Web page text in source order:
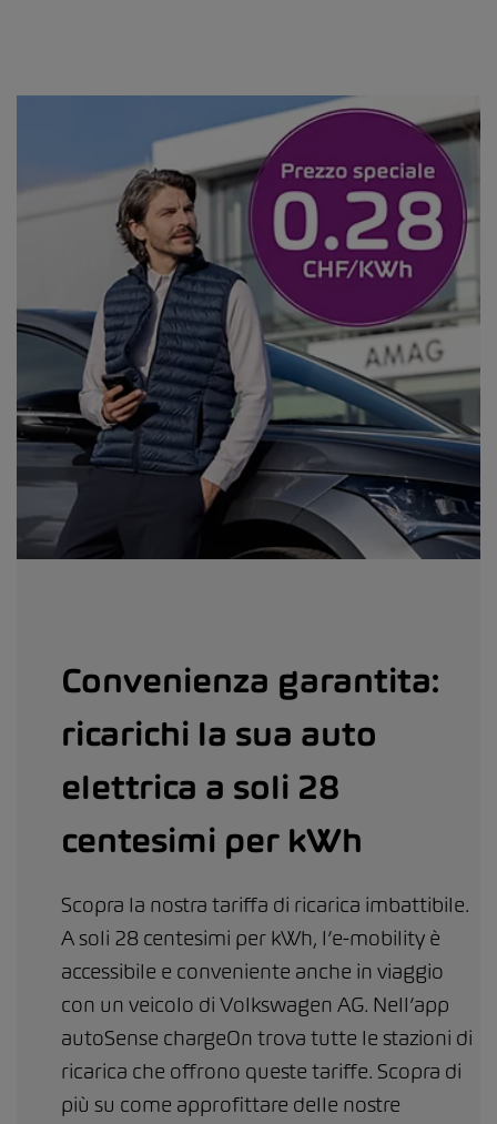
Convenienza garantita:
ricarichi la sua auto
elettrica a soli 28
centesimi per kWh
Scopra la nostra tariffa di ricarica imbattibile.
A soli 28 centesimi per kWh, l’e-mobility è
accessibile e conveniente anche in viaggio
con un veicolo di Volkswagen AG. Nell’app
autoSense chargeOn trova tutte le stazioni di
ricarica che offrono queste tariffe. Scopra di
più su come approfittare delle nostre